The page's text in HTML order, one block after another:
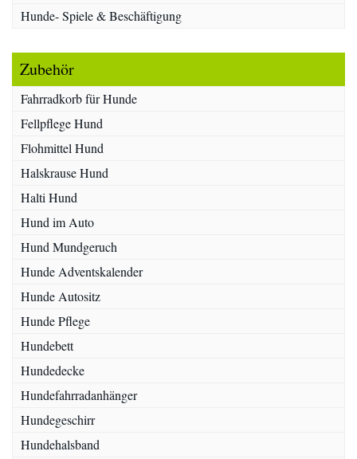
Hunde- Spiele & Beschäftigung
Zubehör
Fahrradkorb für Hunde
Fellpflege Hund
Flohmittel Hund
Halskrause Hund
Halti Hund
Hund im Auto
Hund Mundgeruch
Hunde Adventskalender
Hunde Autositz
Hunde Pflege
Hundebett
Hundedecke
Hundefahrradanhänger
Hundegeschirr
Hundehalsband